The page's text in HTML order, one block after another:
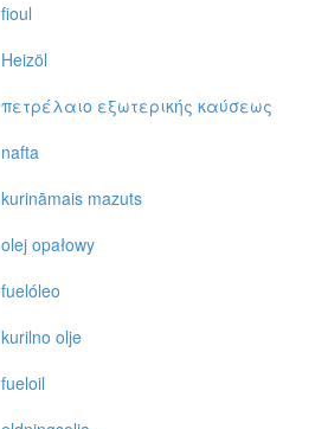
fioul
Heizöl
πετρέλαιo εξωτερικής καύσεως
nafta
kurināmais mazuts
olej opałowy
fuelóleo
kurilno olje
fueloil